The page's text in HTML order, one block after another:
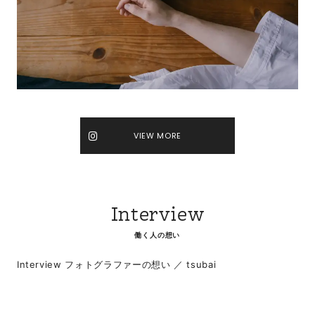
VIEW MORE
Interview
働く人の想い
Interview フォトグラファーの想い ／ tsubai